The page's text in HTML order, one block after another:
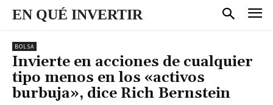
EN QUÉ INVERTIR
BOLSA
Invierte en acciones de cualquier
tipo menos en los «activos
burbuja», dice Rich Bernstein